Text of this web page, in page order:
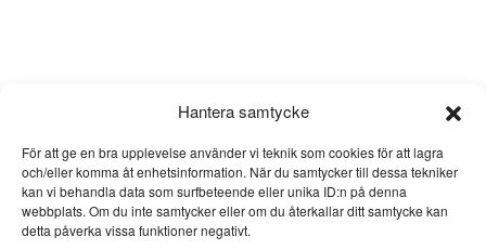
Hantera samtycke
För att ge en bra upplevelse använder vi teknik som cookies för att lagra
och/eller komma åt enhetsinformation. När du samtycker till dessa tekniker
kan vi behandla data som surfbeteende eller unika ID:n på denna
webbplats. Om du inte samtycker eller om du återkallar ditt samtycke kan
detta påverka vissa funktioner negativt.